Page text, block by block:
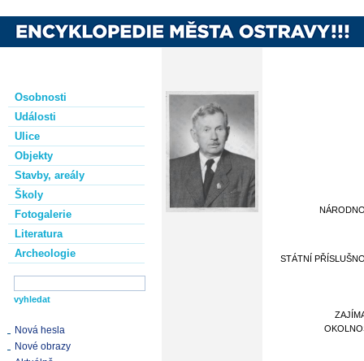
Osobnosti
Události
Ulice
Objekty
Stavby, areály
Školy
Fotogalerie
Literatura
Archeologie
Nová hesla
Nové obrazy
STÁTNÍ